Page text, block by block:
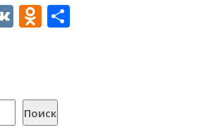
VKOdnoklassniki
Отправить
Поиск